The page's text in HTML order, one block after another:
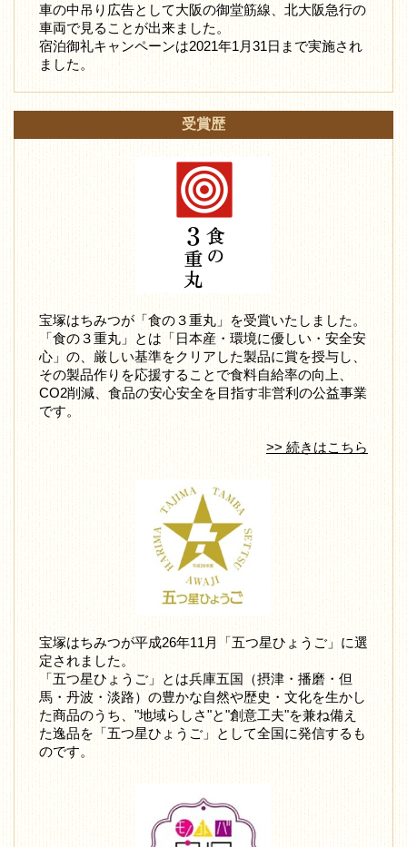
車の中吊り広告として大阪の御堂筋線、北大阪急行の
車両で見ることが出来ました。
宿泊御礼キャンペーンは2021年1月31日まで実施され
ました。
受賞歴
宝塚はちみつが「食の３重丸」を受賞いたしました。
「食の３重丸」とは「日本産・環境に優しい・安全安
心」の、厳しい基準をクリアした製品に賞を授与し、
その製品作りを応援することで食料自給率の向上、
CO2削減、食品の安心安全を目指す非営利の公益事業
です。
>> 続きはこちら
宝塚はちみつが平成26年11月「五つ星ひょうご」に選
定されました。
「五つ星ひょうご」とは兵庫五国（摂津・播磨・但
馬・丹波・淡路）の豊かな自然や歴史・文化を生かし
た商品のうち、"地域らしさ"と"創意工夫"を兼ね備え
た逸品を「五つ星ひょうご」として全国に発信するも
のです。